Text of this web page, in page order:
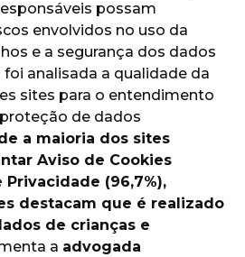
possam
envolvidos no uso da
e a segurança dos dados
analisada a qualidade da
sites para o entendimento
de dados
a maioria dos sites
Aviso de Cookies
Privacidade (96,7%),
destacam que é realizado
de crianças e
a advogada